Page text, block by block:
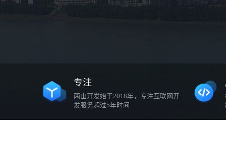
专注
两山开发始于2018年，专注互联网开
发服务超过5年时间